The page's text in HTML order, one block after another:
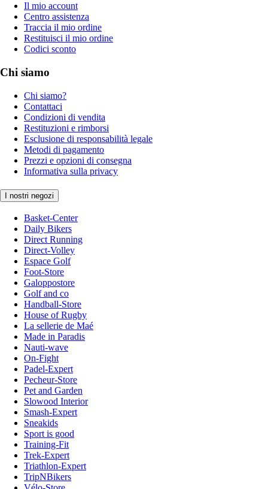
Il mio account
Centro assistenza
Traccia il mio ordine
Restituisci il mio ordine
Codici sconto
Chi siamo
Chi siamo?
Contattaci
Condizioni di vendita
Restituzioni e rimborsi
Esclusione di responsabilità legale
Metodi di pagamento
Prezzi e opzioni di consegna
Informativa sulla privacy
I nostri negozi
Basket-Center
Daily Bikers
Direct Running
Direct-Volley
Espace Golf
Foot-Store
Galoppostore
Golf and co
Handball-Store
House of Rugby
La sellerie de Maé
Made in Paradis
Nauti-wave
On-Fight
Padel-Expert
Pecheur-Store
Pet and Garden
Slowood Interior
Smash-Expert
Sneakids
Sport is good
Training-Fit
Trek-Expert
Triathlon-Expert
TripNBikers